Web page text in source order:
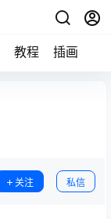
教程 插画
关注 私信